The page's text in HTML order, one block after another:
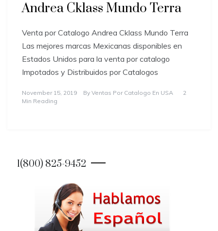
Andrea Cklass Mundo Terra
Venta por Catalogo Andrea Cklass Mundo Terra
Las mejores marcas Mexicanas disponibles en
Estados Unidos para la venta por catalogo
Impotados y Distribuidos por Catalogos
November 15, 2019 By Ventas Por Catalogo En USA
2
Min Reading
1(800) 825-9452